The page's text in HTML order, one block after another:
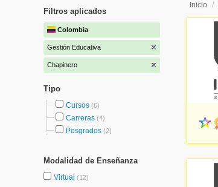
Filtros aplicados
Colombia
Gestión Educativa
Chapinero
Tipo
Cursos (6)
Carreras (4)
Posgrados (2)
Modalidad de Enseñanza
Virtual (12)
Inicio /